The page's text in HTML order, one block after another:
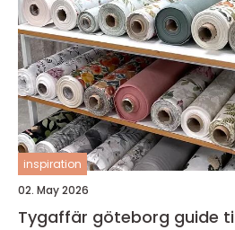
inspiration
02. May 2026
Tygaffär göteborg guide till rätt tyg, form